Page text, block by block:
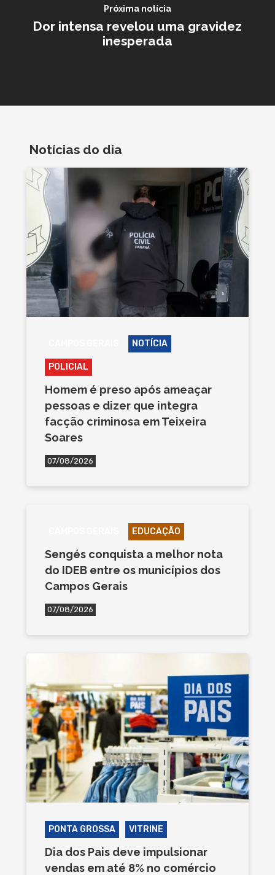
Próxima notícia
Dor intensa revelou uma gravidez
inesperada
Notícias do dia
NOTÍCIA
POLICIAL
Homem é preso após ameaçar
pessoas e dizer que integra
facção criminosa em Teixeira
Soares
07/08/2026
EDUCAÇÃO
Sengés conquista a melhor nota
do IDEB entre os municípios dos
Campos Gerais
07/08/2026
PONTA GROSSA VITRINE
Dia dos Pais deve impulsionar
vendas em até 8% no comércio